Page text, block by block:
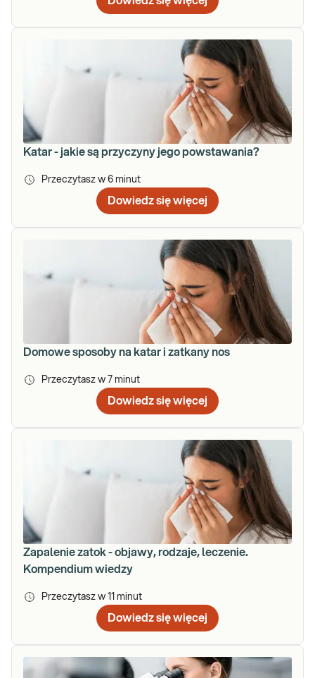
Katar - jakie są przyczyny jego powstawania?
Przeczytasz w 6 minut
Dowiedz się więcej
Domowe sposoby na katar i zatkany nos
Przeczytasz w 7 minut
Dowiedz się więcej
Zapalenie zatok - objawy, rodzaje, leczenie.
Kompendium wiedzy
Przeczytasz w 11 minut
Dowiedz się więcej